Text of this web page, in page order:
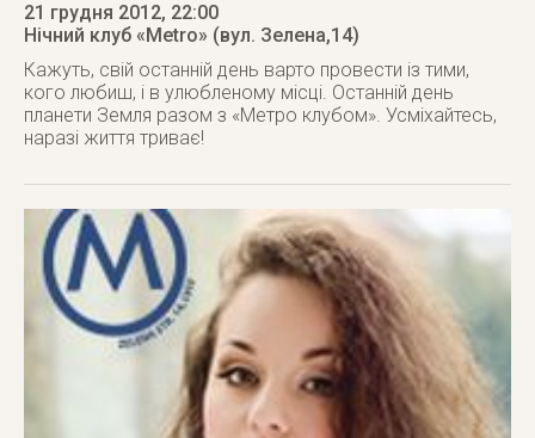
21 грудня 2012, 22:00
Нічний клуб «Metro» (вул. Зелена,14)
Кажуть, свій останній день варто провести із тими,
кого любиш, і в улюбленому місці. Останній день
планети Земля разом з «Метро клубом». Усміхайтесь,
наразі життя триває!